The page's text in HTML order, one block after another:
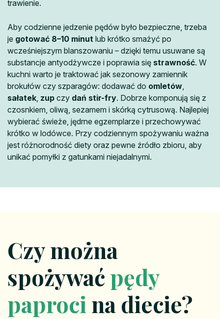
trawienie.
Aby codzienne jedzenie pędów było bezpieczne, trzeba
je gotować 8–10 minut lub krótko smażyć po
wcześniejszym blanszowaniu – dzięki temu usuwane są
substancje antyodżywcze i poprawia się strawność. W
kuchni warto je traktować jak sezonowy zamiennik
brokułów czy szparagów: dodawać do omletów
sałatek zup czy dań stir-fry. Dobrze komponują się z
czosnkiem, oliwą, sezamem i skórką cytrusową. Najlepiej
wybierać świeże, jędrne egzemplarze i przechowywać
krótko w lodówce. Przy codziennym spożywaniu ważna
jest różnorodność diety oraz pewne źródło zbioru, aby
unikać pomyłki z gatunkami niejadalnymi.
Czy można
spożywać pędy
paproci na diecie?